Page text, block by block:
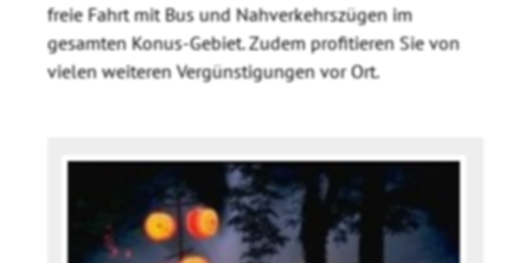
freie Fahrt mit Bus und Nahverkehrszügen im
gesamten Konus-Gebiet. Zudem profitieren Sie von
vielen weiteren Vergünstigungen vor Ort.